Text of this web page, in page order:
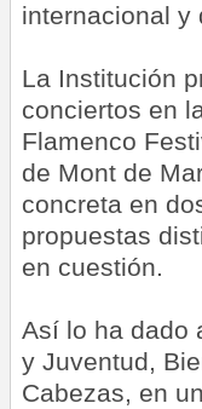
internacional y
La Institución
conciertos en
Flamenco
de Mont de
concreta en
propuestas
en cuestión.
Así lo ha dado
y Juventud,
Cabezas, en